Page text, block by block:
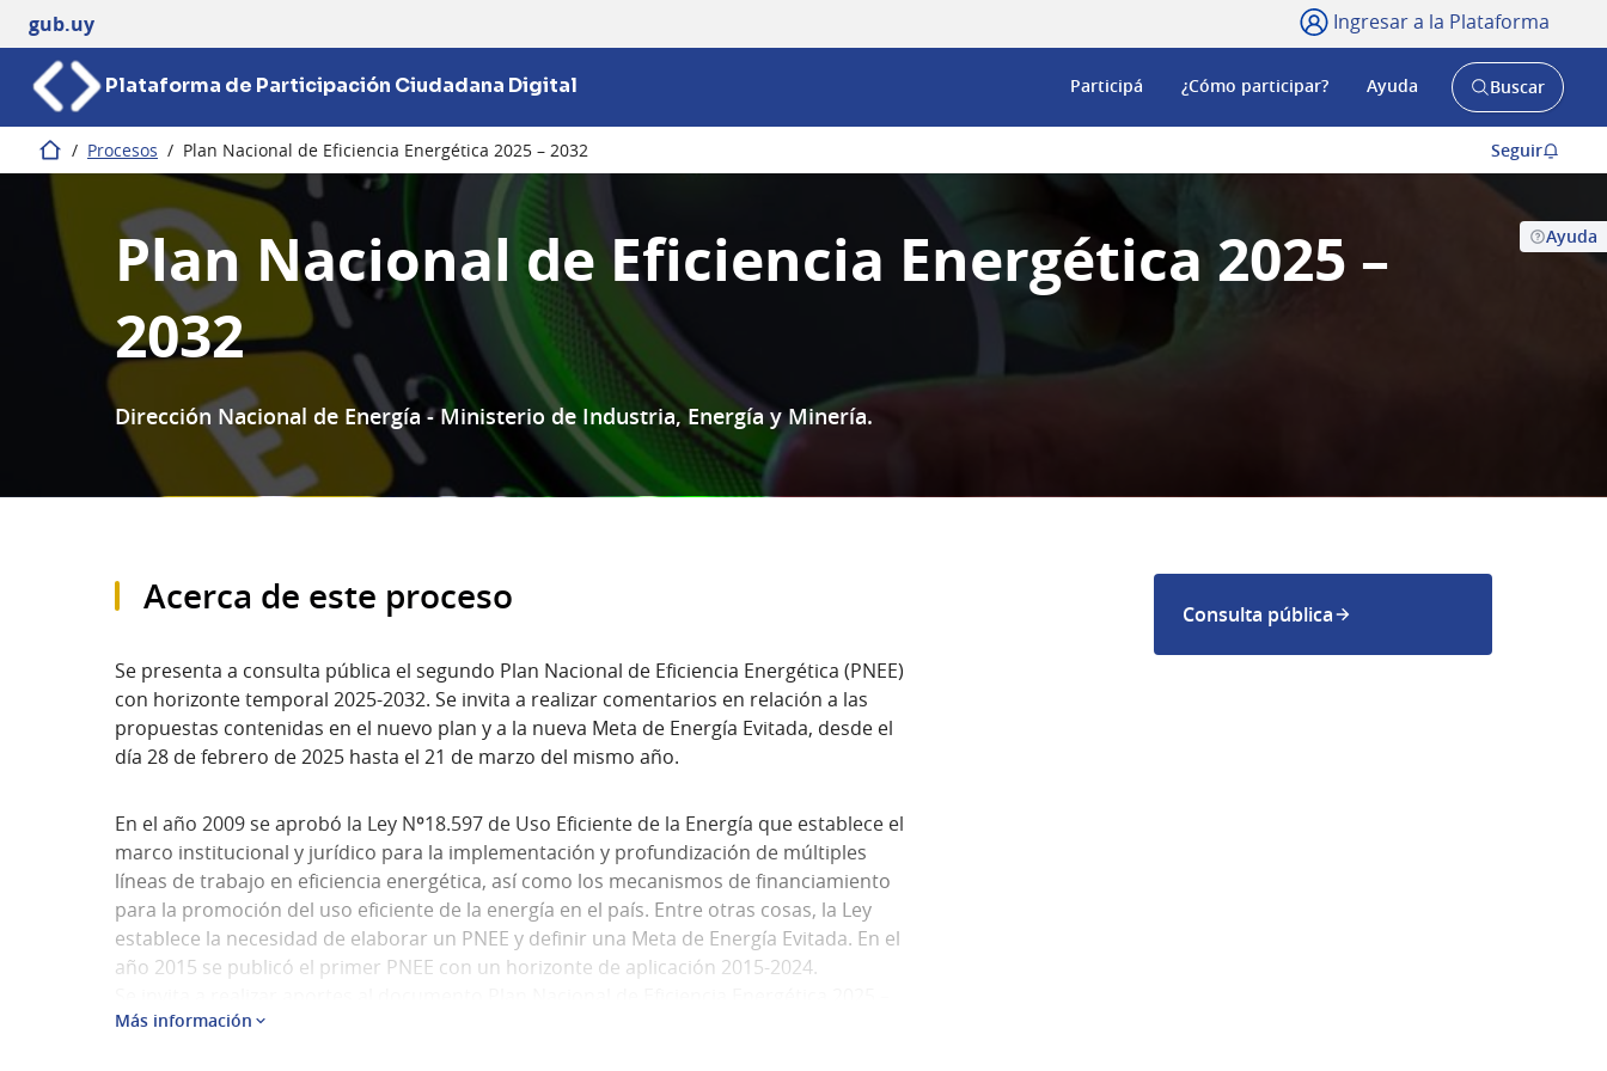
gub.uy Ingresar a la Plataforma
Plataforma de Participación Ciudadana Digital Participá ¿Cómo participar? Ayuda
AbrirBuscar
Inicio / Procesos / Plan Nacional de Eficiencia Energética 2025 – 2032 Seguir
Ayuda
Plan Nacional de Eficiencia Energética 2025 –
2032
Dirección Nacional de Energía - Ministerio de Industria, Energía y Minería.
Acerca de este proceso
Se presenta a consulta pública el segundo Plan Nacional de Eficiencia Energética (PNEE)
con horizonte temporal 2025-2032. Se invita a realizar comentarios en relación a las
propuestas contenidas en el nuevo plan y a la nueva Meta de Energía Evitada, desde el
día 28 de febrero de 2025 hasta el 21 de marzo del mismo año.
En el año 2009 se aprobó la Ley Nº18.597 de Uso Eficiente de la Energía que establece el
marco institucional y jurídico para la implementación y profundización de múltiples
líneas de trabajo en eficiencia energética, así como los mecanismos de financiamiento
para la promoción del uso eficiente de la energía en el país. Entre otras cosas, la Ley
establece la necesidad de elaborar un PNEE y definir una Meta de Energía Evitada. En el
año 2015 se publicó el primer PNEE con un horizonte de aplicación 2015-2024.
2032 que incluye los Anexo I, Metodología de Cálculo de la Meta y Anexo II, Actores clave.
Más información
Consulta pública